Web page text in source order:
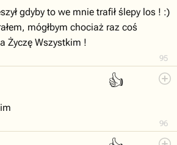
95
gdyby to we mnie trafił ślepy los ! :)
mógłbym chociaż raz coś
Życzę Wszystkim !
👍
96